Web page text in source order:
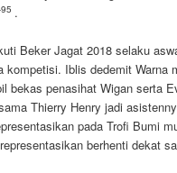
.
Beker Jagat 2018 selaku
kompetisi. Iblis dedemit Warna
bekas penasihat Wigan serta
Thierry Henry jadi
pada Trofi Bumi
berhenti dekat